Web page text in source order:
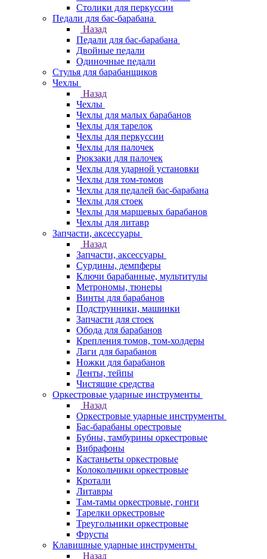
Столики для перкуссии
Педали для бас-барабана
Назад
Педали для бас-барабана
Двойные педали
Одиночные педали
Стулья для барабанщиков
Чехлы
Назад
Чехлы
Чехлы для малых барабанов
Чехлы для тарелок
Чехлы для перкуссии
Чехлы для палочек
Рюкзаки для палочек
Чехлы для ударной установки
Чехлы для том-томов
Чехлы для педалей бас-барабана
Чехлы для стоек
Чехлы для маршевых барабанов
Чехлы для литавр
Запчасти, аксессуары
Назад
Запчасти, аксессуары
Сурдины, демпферы
Ключи барабанные, мультитулы
Метрономы, тюнеры
Винты для барабанов
Подструнники, машинки
Запчасти для стоек
Обода для барабанов
Крепления томов, том-холдеры
Лаги для барабанов
Ножки для барабанов
Ленты, тейпы
Чистящие средства
Оркестровые ударные инструменты
Назад
Оркестровые ударные инструменты
Бас-барабаны орестровые
Бубны, тамбурины оркестровые
Вибрафоны
Кастаньеты оркестровые
Колокольчики оркестровые
Кротали
Литавры
Там-тамы оркестровые, гонги
Тарелки оркестровые
Треугольники оркестровые
Фрусты
Клавишные ударные инструменты
Назад